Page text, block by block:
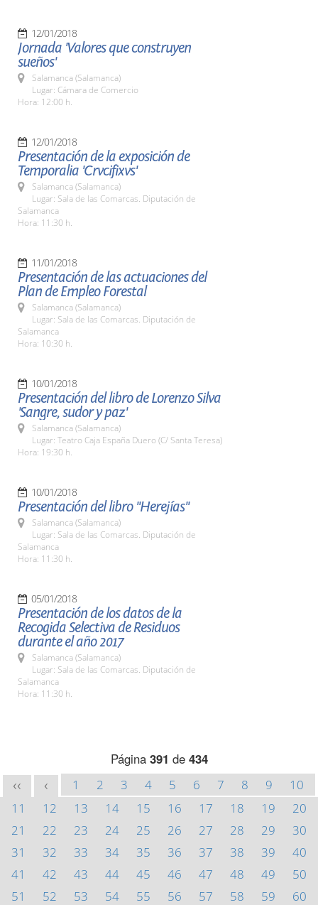
12/01/2018
Jornada 'Valores que construyen
sueños'
Salamanca (Salamanca)
Lugar: Cámara de Comercio
Hora: 12:00 h.
12/01/2018
Presentación de la exposición de
Temporalia 'Crvcifixvs'
Salamanca (Salamanca)
Lugar: Sala de las Comarcas. Diputación de
Salamanca
Hora: 11:30 h.
11/01/2018
Presentación de las actuaciones del
Plan de Empleo Forestal
Salamanca (Salamanca)
Lugar: Sala de las Comarcas. Diputación de
Salamanca
Hora: 10:30 h.
10/01/2018
Presentación del libro de Lorenzo Silva
'Sangre, sudor y paz'
Salamanca (Salamanca)
Lugar: Teatro Caja España Duero (C/ Santa Teresa)
Hora: 19:30 h.
10/01/2018
Presentación del libro ''Herejías''
Salamanca (Salamanca)
Lugar: Sala de las Comarcas. Diputación de
Salamanca
Hora: 11:30 h.
05/01/2018
Presentación de los datos de la
Recogida Selectiva de Residuos
durante el año 2017
Salamanca (Salamanca)
Lugar: Sala de las Comarcas. Diputación de
Salamanca
Hora: 11:30 h.
Página 391 de 434
<< < 1 2 3 4 5 6 7 8 9
10
11
12 13 14 15 16 17 18 19
20
21
22 23 24 25 26 27 28 29
30
31
32 33 34 35 36 37 38 39
40
41
42 43 44 45 46 47 48 49
50
51
52 53 54 55 56 57 58 59
60